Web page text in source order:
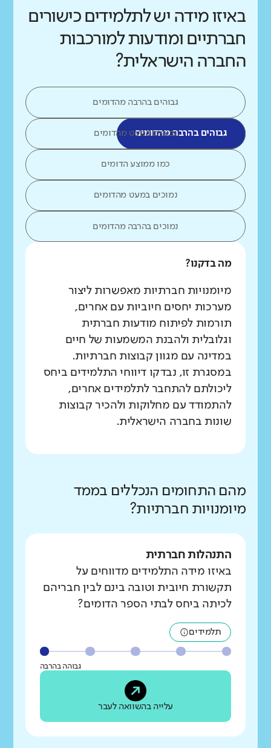
באיזו מידה יש לתלמידים כישורים
חברתיים ומודעות למורכבות
החברה הישראלית?
גבוהים בהרבה מהדומים
גבוהים בהרבה מהדומיםגבוהים במעט מהדומים
כמו ממוצע הדומים
נמוכים במעט מהדומים
נמוכים בהרבה מהדומים
מה בדקנו?
מיומנויות חברתיות מאפשרות ליצור
מערכות יחסים חיוביות עם אחרים,
תורמות לפיתוח מודעות חברתית
וגלובלית ולהבנת המשמעות של חיים
במדינה עם מגוון קבוצות חברתיות.
במסגרת זו, נבדקו דיווחי התלמידים ביחס
ליכולתם להתחבר לתלמידים אחרים,
להתמודד עם מחלוקות ולהכיר קבוצות
שונות בחברה הישראלית.
מהם התחומים הנכללים בממד
מיומנויות חברתיות?
התנהלות חברתית
באיזו מידה התלמידים מדווחים על
תקשורת חיובית וטובה בינם לבין חבריהם
לכיתה ביחס לבתי הספר הדומים?
תלמידים
גבוהה בהרבה
עלייה בהשוואה לעבר